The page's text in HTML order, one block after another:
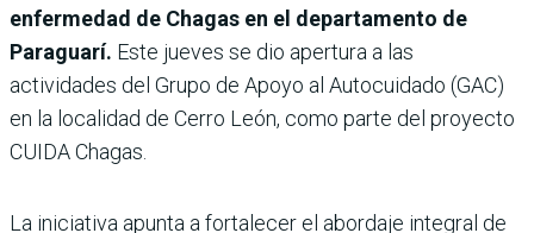
enfermedad de Chagas en el departamento de
Paraguarí. Este jueves se dio apertura a las
actividades del Grupo de Apoyo al Autocuidado (GAC)
en la localidad de Cerro León, como parte del proyecto
CUIDA Chagas.
La iniciativa apunta a fortalecer el abordaje integral de